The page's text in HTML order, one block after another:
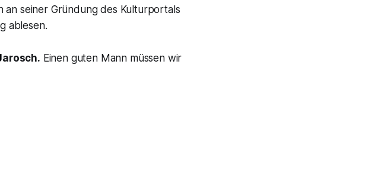
an seiner Gründung des Kulturportals
ablesen.
Einen guten Mann müssen wir
His Memory.